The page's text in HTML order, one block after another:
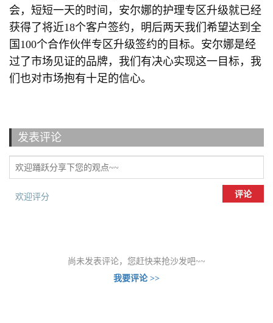
会，短短一天的时间，安尔娜的护理专区升级就已经
获得了将近18个客户签约，明后两天我们希望达到全
国100个合作伙伴专区升级签约的目标。安尔娜是经
过了市场见证的品牌，我们有决心实现这一目标，我
们也对市场抱有十足的信心。
发表评论
欢迎评分 评论
尚未发表评论，您赶快来抢沙发吧~~
我要评论 >>